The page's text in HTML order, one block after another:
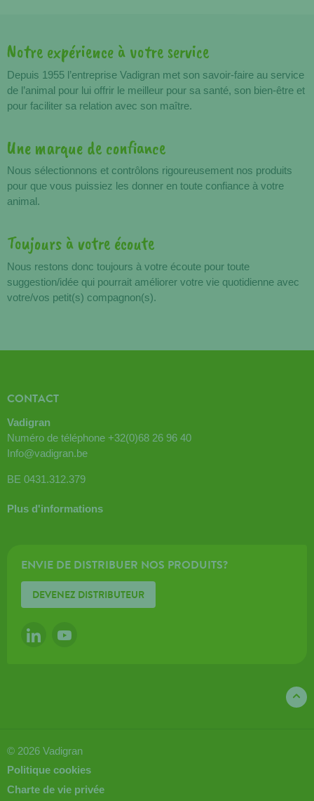
Avantages
Notre expérience à votre service
Depuis 1955 l’entreprise Vadigran met son savoir-faire au service
de l’animal pour lui offrir le meilleur pour sa santé, son bien-être et
pour faciliter sa relation avec son maître.
Une marque de confiance
Nous sélectionnons et contrôlons rigoureusement nos produits
pour que vous puissiez les donner en toute confiance à votre
animal.
Toujours à votre écoute
Nous restons donc toujours à votre écoute pour toute
suggestion/idée qui pourrait améliorer votre vie quotidienne avec
votre/vos petit(s) compagnon(s).
CONTACT
Vadigran
Numéro de téléphone +32(0)68 26 96 40
Info@vadigran.be
BE 0431.312.379
Plus d'informations
ENVIE DE DISTRIBUER NOS PRODUITS?
DEVENEZ DISTRIBUTEUR
LINKEDINYOUTUBE
© 2026 Vadigran
Politique cookies
Charte de vie privée